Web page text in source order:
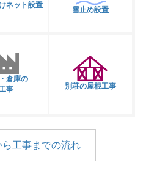
ネット設置
雪止め設置
倉庫の
事
別荘の屋根工事
ら工事までの流れ